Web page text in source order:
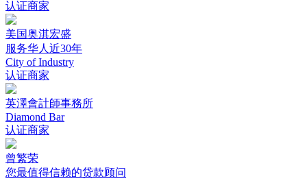
认证商家
美国奥淇宏盛
服务华人近30年
City of Industry
认证商家
英澤會計師事務所
Diamond Bar
认证商家
曾繁荣
您最值得信赖的贷款顾问